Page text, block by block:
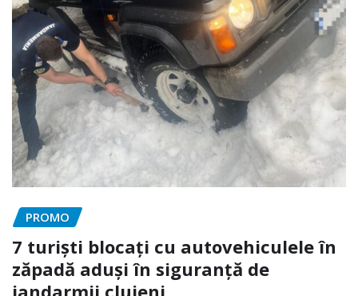
PROMO
7 turiști blocați cu autovehiculele în
zăpadă aduși în siguranță de
jandarmii clujeni